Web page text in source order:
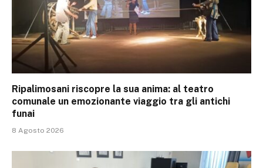
Ripalimosani riscopre la sua anima: al teatro
comunale un emozionante viaggio tra gli antichi
funai
8 Agosto 2026